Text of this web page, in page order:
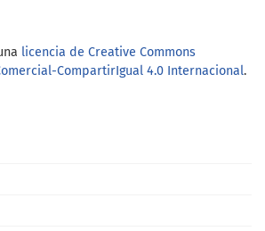
licencia de Creative Commons
CompartirIgual 4.0 Internacional.